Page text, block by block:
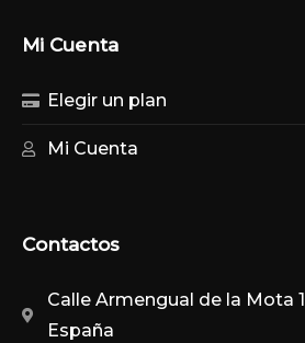
Mi Cuenta
Elegir un plan
Mi Cuenta
Contactos
Calle Armengual de la Mota
España